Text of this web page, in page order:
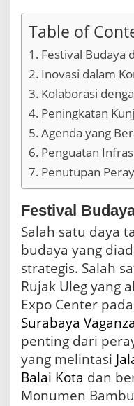
Table of
Festival Budaya
Inovasi dalam
Kolaborasi
Peningkatan
Agenda yang
Penguatan
Penutupan
Festival
Salah satu daya
budaya yang
strategis. Salah
Rujak Uleg yang
Expo Center
Surabaya Vaganza
penting dari
yang melintasi
Balai Kota dan
Monumen